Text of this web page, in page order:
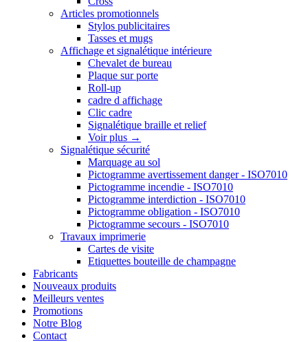
Articles promotionnels
Stylos publicitaires
Tasses et mugs
Affichage et signalétique intérieure
Chevalet de bureau
Plaque sur porte
Roll-up
cadre d affichage
Clic cadre
Signalétique braille et relief
Voir plus →
Signalétique sécurité
Marquage au sol
Pictogramme avertissement danger - ISO7010
Pictogramme incendie - ISO7010
Pictogramme interdiction - ISO7010
Pictogramme obligation - ISO7010
Pictogramme secours - ISO7010
Travaux imprimerie
Cartes de visite
Etiquettes bouteille de champagne
Fabricants
Nouveaux produits
Meilleurs ventes
Promotions
Notre Blog
Contact